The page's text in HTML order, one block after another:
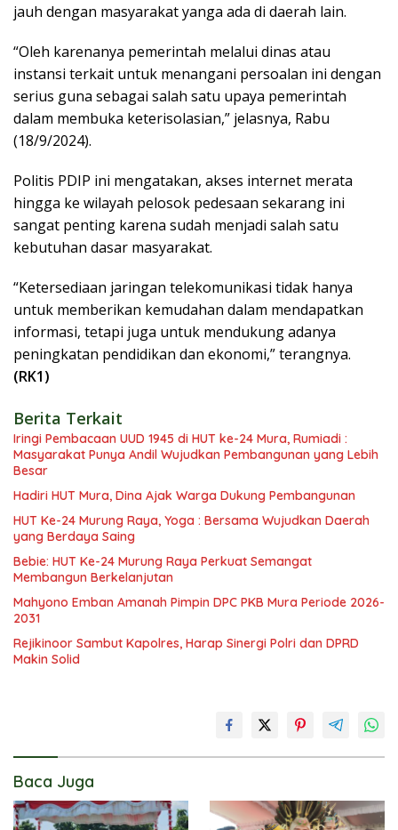
jauh dengan masyarakat yanga ada di daerah lain.
“Oleh karenanya pemerintah melalui dinas atau
instansi terkait untuk menangani persoalan ini dengan
serius guna sebagai salah satu upaya pemerintah
dalam membuka keterisolasian,” jelasnya, Rabu
(18/9/2024).
Politis PDIP ini mengatakan, akses internet merata
hingga ke wilayah pelosok pedesaan sekarang ini
sangat penting karena sudah menjadi salah satu
kebutuhan dasar masyarakat.
“Ketersediaan jaringan telekomunikasi tidak hanya
untuk memberikan kemudahan dalam mendapatkan
informasi, tetapi juga untuk mendukung adanya
peningkatan pendidikan dan ekonomi,” terangnya.
(RK1)
Berita Terkait
Iringi Pembacaan UUD 1945 di HUT ke-24 Mura, Rumiadi :
Masyarakat Punya Andil Wujudkan Pembangunan yang Lebih
Besar
Hadiri HUT Mura, Dina Ajak Warga Dukung Pembangunan
HUT Ke-24 Murung Raya, Yoga : Bersama Wujudkan Daerah
yang Berdaya Saing
Bebie: HUT Ke-24 Murung Raya Perkuat Semangat
Membangun Berkelanjutan
Mahyono Emban Amanah Pimpin DPC PKB Mura Periode 2026-
2031
Rejikinoor Sambut Kapolres, Harap Sinergi Polri dan DPRD
Makin Solid
Baca Juga